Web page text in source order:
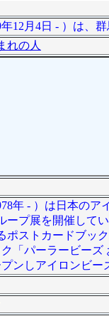
12月4日 - ）は、
れの人
年 - ）は日本の
ープ展を開催して
ポストカードブッ
「パーラービーズ
ンしアイロンビー